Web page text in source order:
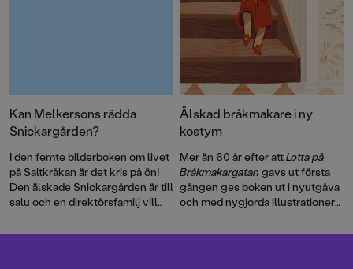
Kan Melkersons rädda
Snickargården?
I den femte bilderboken om livet
på Saltkråkan är det kris på ön!
Den älskade Snickargården är till
salu och en direktörsfamilj vill
bygga en bungalow …
Älskad bråkmakare i ny
kostym
Mer än 60 år efter attLotta på
Bråkmakargatan gavs ut första
gången ges boken ut i nyutgåva
och med nygjorda illustrationer